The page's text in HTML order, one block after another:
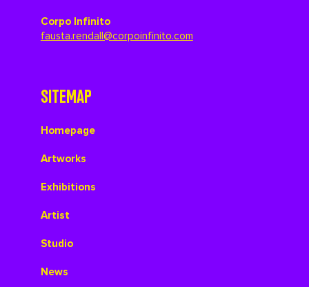
Corpo Infinito
fausta.rendall@corpoinfinito.com
SITEMAP
Homepage
Artworks
Exhibitions
Artist
Studio
News